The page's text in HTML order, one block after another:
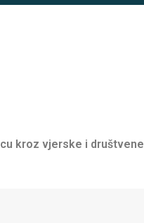
kroz vjerske i društvene